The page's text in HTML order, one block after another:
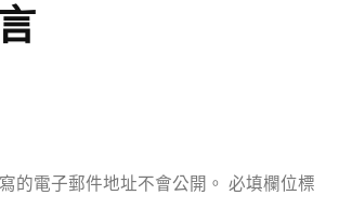
的電子郵件地址不會公開。 必填欄位標